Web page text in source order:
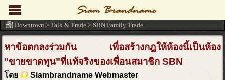
หาข้อตกลงร่วมกัน เพื่อสร้างกฎให้ห้องนี้เป็นห้อง
"ขายขาดทุน"ที่แท้จริงของเพื่อนสมาชิก SBN
โดย Siambrandname Webmaster
Downtown > Talk & Trade > SBN Family Trade